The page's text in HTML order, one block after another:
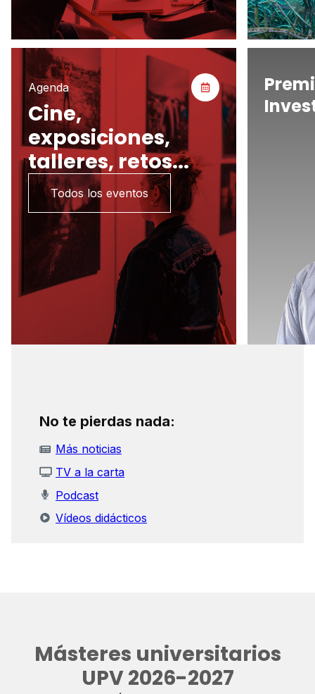
Agenda
Cine,
exposiciones,
talleres, retos...
Todos los eventos
No te pierdas nada:
Más noticias
TV a la carta
Podcast
Vídeos didácticos
Másteres universitarios
UPV 2026-2027